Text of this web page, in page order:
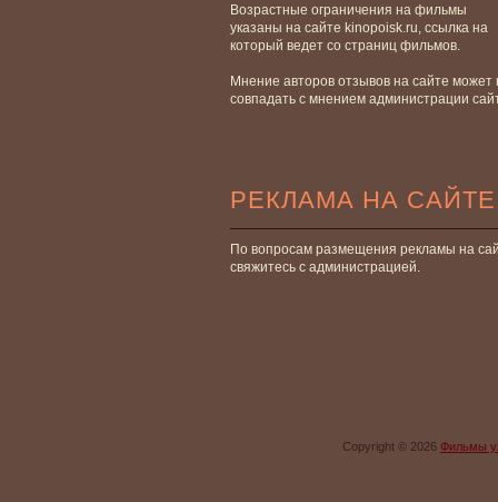
Возрастные ограничения на фильмы
указаны на сайте kinopoisk.ru, ссылка на
который ведет со страниц фильмов.
Мнение авторов отзывов на сайте может
совпадать с мнением администрации
РЕКЛАМА НА САЙТЕ
По вопросам размещения рекламы на
свяжитесь с администрацией.
Copyright © 2026 Фильмы